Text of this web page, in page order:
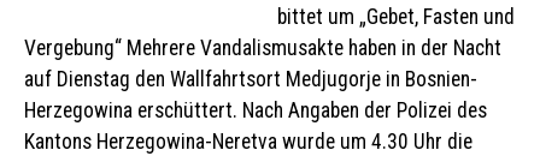
bittet um „Gebet, Fasten und
Vergebung“ Mehrere Vandalismusakte haben in der Nacht
auf Dienstag den Wallfahrtsort Medjugorje in Bosnien-
Herzegowina erschüttert. Nach Angaben der Polizei des
Kantons Herzegowina-Neretva wurde um 4.30 Uhr die